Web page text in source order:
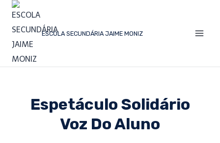
ESCOLA SECUNDÁRIA JAIME MONIZ
Espetáculo Solidário
Voz Do Aluno